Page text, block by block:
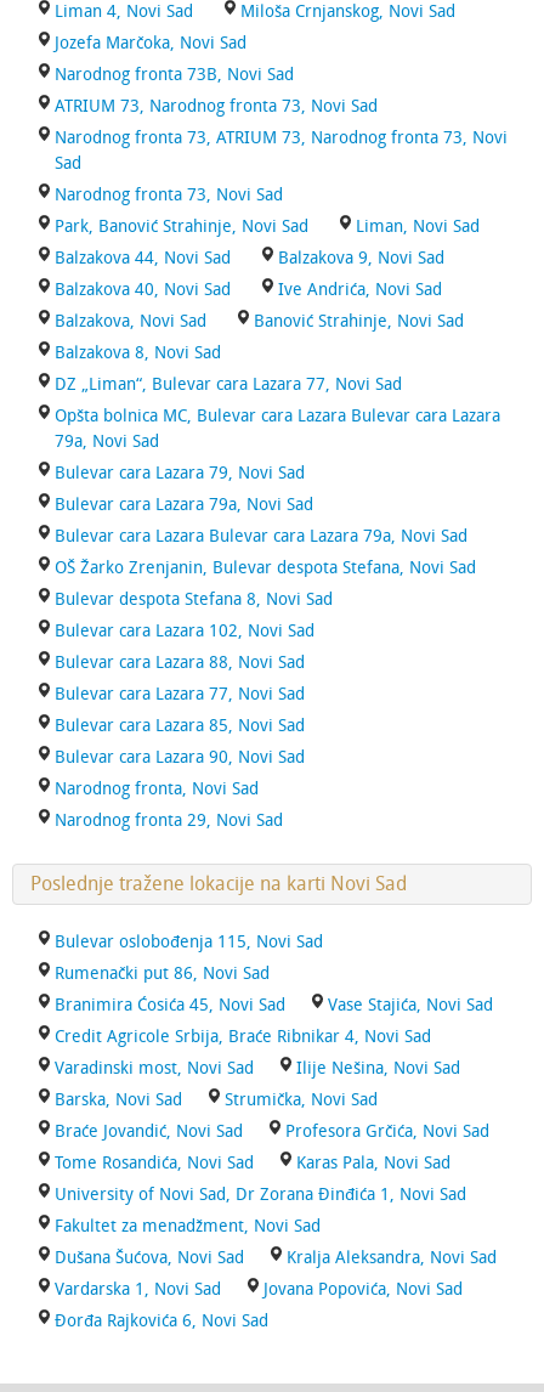
Liman 4, Novi Sad
Miloša Crnjanskog, Novi Sad
Jozefa Marčoka, Novi Sad
Narodnog fronta 73B, Novi Sad
ATRIUM 73, Narodnog fronta 73, Novi Sad
Narodnog fronta 73, ATRIUM 73, Narodnog fronta 73, Novi
Sad
Narodnog fronta 73, Novi Sad
Park, Banović Strahinje, Novi Sad
Liman, Novi Sad
Balzakova 44, Novi Sad
Balzakova 9, Novi Sad
Balzakova 40, Novi Sad
Ive Andrića, Novi Sad
Balzakova, Novi Sad
Banović Strahinje, Novi Sad
Balzakova 8, Novi Sad
DZ „Liman“, Bulevar cara Lazara 77, Novi Sad
Opšta bolnica MC, Bulevar cara Lazara Bulevar cara Lazara
79a, Novi Sad
Bulevar cara Lazara 79, Novi Sad
Bulevar cara Lazara 79a, Novi Sad
Bulevar cara Lazara Bulevar cara Lazara 79a, Novi Sad
OŠ Žarko Zrenjanin, Bulevar despota Stefana, Novi Sad
Bulevar despota Stefana 8, Novi Sad
Bulevar cara Lazara 102, Novi Sad
Bulevar cara Lazara 88, Novi Sad
Bulevar cara Lazara 77, Novi Sad
Bulevar cara Lazara 85, Novi Sad
Bulevar cara Lazara 90, Novi Sad
Narodnog fronta, Novi Sad
Narodnog fronta 29, Novi Sad
Poslednje tražene lokacije na karti Novi Sad
Bulevar oslobođenja 115, Novi Sad
Rumenački put 86, Novi Sad
Branimira Ćosića 45, Novi Sad
Vase Stajića, Novi Sad
Credit Agricole Srbija, Braće Ribnikar 4, Novi Sad
Varadinski most, Novi Sad
Ilije Nešina, Novi Sad
Barska, Novi Sad
Strumička, Novi Sad
Braće Jovandić, Novi Sad
Profesora Grčića, Novi Sad
Tome Rosandića, Novi Sad
Karas Pala, Novi Sad
University of Novi Sad, Dr Zorana Đinđića 1, Novi Sad
Fakultet za menadžment, Novi Sad
Dušana Šućova, Novi Sad
Kralja Aleksandra, Novi Sad
Vardarska 1, Novi Sad
Jovana Popovića, Novi Sad
Đorđa Rajkovića 6, Novi Sad